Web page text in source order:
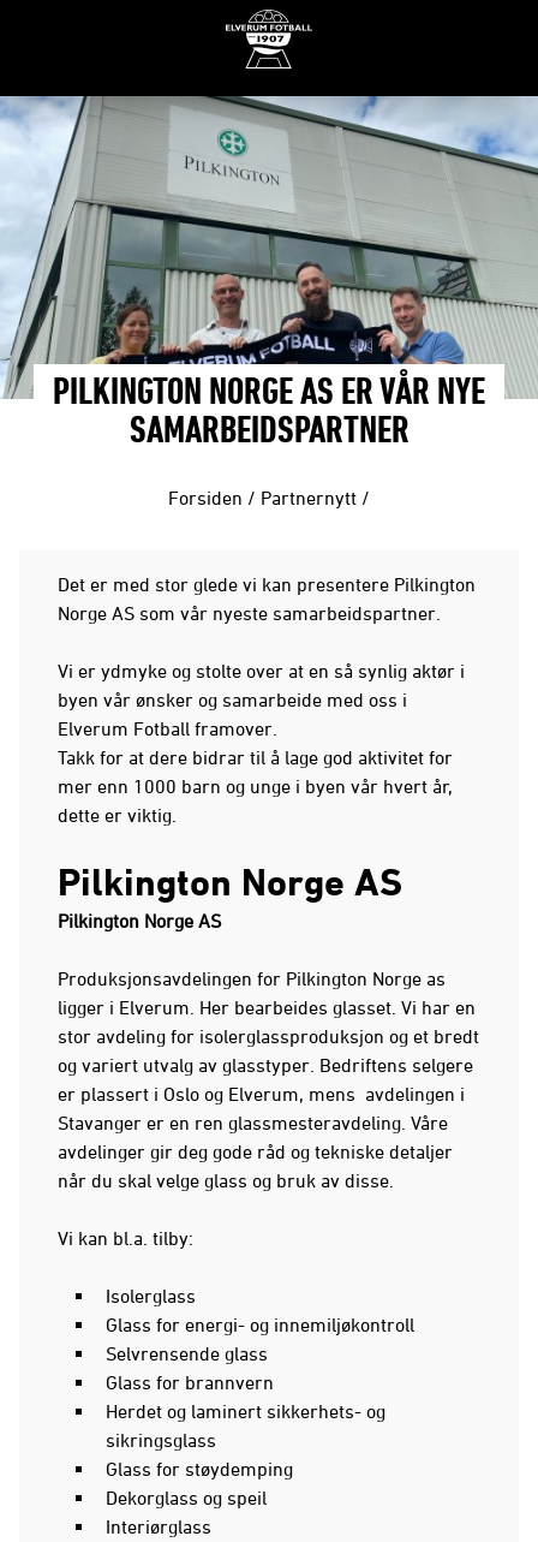
PILKINGTON NORGE AS ER VÅR NYE
SAMARBEIDSPARTNER
Forsiden / Partnernytt /
Det er med stor glede vi kan presentere Pilkington
Norge AS som vår nyeste samarbeidspartner.
Vi er ydmyke og stolte over at en så synlig aktør i
byen vår ønsker og samarbeide med oss i
Elverum Fotball framover.
Takk for at dere bidrar til å lage god aktivitet for
mer enn 1000 barn og unge i byen vår hvert år,
dette er viktig.
Pilkington Norge AS
Pilkington Norge AS
Produksjonsavdelingen for Pilkington Norge as
ligger i Elverum. Her bearbeides glasset. Vi har en
stor avdeling for isolerglassproduksjon og et bredt
og variert utvalg av glasstyper. Bedriftens selgere
er plassert i Oslo og Elverum, mens avdelingen i
Stavanger er en ren glassmesteravdeling. Våre
avdelinger gir deg gode råd og tekniske detaljer
når du skal velge glass og bruk av disse.
Vi kan bl.a. tilby:
Isolerglass
Glass for energi- og innemiljøkontroll
Selvrensende glass
Glass for brannvern
Herdet og laminert sikkerhets- og
sikringsglass
Glass for støydemping
Dekorglass og speil
Interiørglass